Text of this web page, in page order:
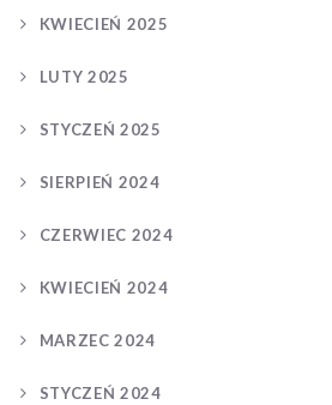
KWIECIEŃ 2025
LUTY 2025
STYCZEŃ 2025
SIERPIEŃ 2024
CZERWIEC 2024
KWIECIEŃ 2024
MARZEC 2024
STYCZEŃ 2024